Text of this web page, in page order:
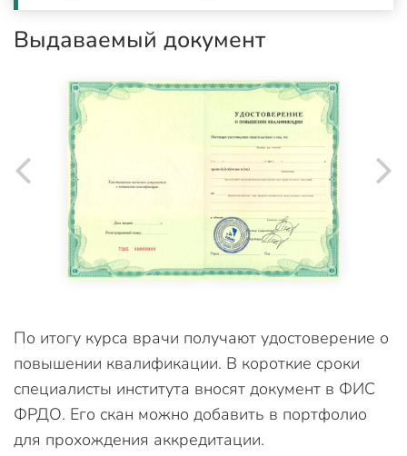
Выдаваемый документ
По итогу курса врачи получают удостоверение о
повышении квалификации. В короткие сроки
специалисты института вносят документ в ФИС
ФРДО. Его скан можно добавить в портфолио
для прохождения аккредитации.